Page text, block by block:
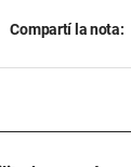
Compartí la nota: